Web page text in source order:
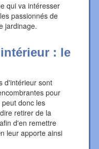
qui va intéresser
passionnés de
jardinage.
: le
d'intérieur sont
pour
donc les
retirer de la
d'en remettre
leur apporte ainsi